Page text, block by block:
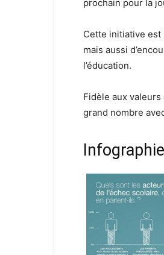
prochain pour la
Cette initiative est
mais aussi
l’éducation.
Fidèle aux valeurs
grand nombre